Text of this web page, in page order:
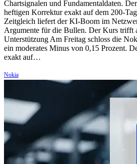
Chartsignalen und Fundamentaldaten.
heftigen Korrektur exakt auf dem 200-
Zeitgleich liefert der KI-Boom im
Argumente für die Bullen. Der Kurs trifft
Unterstützung Am Freitag schloss die
ein moderates Minus von 0,15 Prozent.
exakt auf…
Nokia